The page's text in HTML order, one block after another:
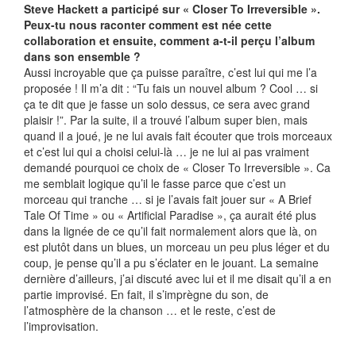
Steve Hackett a participé sur « Closer To Irreversible ».
Peux-tu nous raconter comment est née cette
collaboration et ensuite, comment a-t-il perçu l’album
dans son ensemble ?
Aussi incroyable que ça puisse paraître, c’est lui qui me l’a
proposée ! Il m’a dit : “Tu fais un nouvel album ? Cool … si
ça te dit que je fasse un solo dessus, ce sera avec grand
plaisir !”. Par la suite, il a trouvé l’album super bien, mais
quand il a joué, je ne lui avais fait écouter que trois morceaux
et c’est lui qui a choisi celui-là … je ne lui ai pas vraiment
demandé pourquoi ce choix de « Closer To Irreversible ». Ca
me semblait logique qu’il le fasse parce que c’est un
morceau qui tranche … si je l’avais fait jouer sur « A Brief
Tale Of Time » ou « Artificial Paradise », ça aurait été plus
dans la lignée de ce qu’il fait normalement alors que là, on
est plutôt dans un blues, un morceau un peu plus léger et du
coup, je pense qu’il a pu s’éclater en le jouant. La semaine
dernière d’ailleurs, j’ai discuté avec lui et il me disait qu’il a en
partie improvisé. En fait, il s’imprègne du son, de
l’atmosphère de la chanson … et le reste, c’est de
l’improvisation.